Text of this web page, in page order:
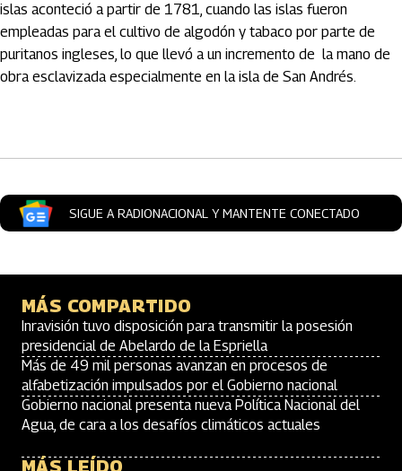
islas aconteció a partir de 1781, cuando las islas fueron
empleadas para el cultivo de algodón y tabaco por parte de
puritanos ingleses, lo que llevó a un incremento de la mano de
obra esclavizada especialmente en la isla de San Andrés.
SIGUE A RADIONACIONAL Y MANTENTE CONECTADO
MÁS COMPARTIDO
Inravisión tuvo disposición para transmitir la posesión
presidencial de Abelardo de la Espriella
Más de 49 mil personas avanzan en procesos de
alfabetización impulsados por el Gobierno nacional
Gobierno nacional presenta nueva Política Nacional del
Agua, de cara a los desafíos climáticos actuales
MÁS LEÍDO